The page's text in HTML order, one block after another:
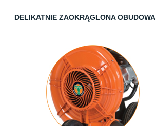
DELIKATNIE ZAOKRĄGLONA OBUDOWA